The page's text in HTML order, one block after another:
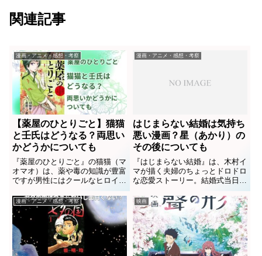
関連記事
漫画・アニメ・感想・考察
【薬屋のひとりごと】猫猫
と壬氏はどうなる？両思い
かどうかについても
『薬屋のひとりごと』の猫猫（マ
オマオ）は、薬や毒の知識が豊富
ですが男性にはクールなヒロイン
です。そんな猫猫にちょっかいを
かけてくる壬氏（ジンシ）は、絶
世の美貌を持つ宦官。一見壬氏の
片思いに見える、二人はどうなる
の？と気になるファンが多いよ
う...
漫画・アニメ・感想・考察
はじまらない結婚は気持ち
悪い漫画？星（あかり）の
その後についても
『はじまらない結婚』は、木村イ
マが描く夫婦のちょっとドロドロ
な恋愛ストーリー。結婚式当日に
新郎に浮気された主人公・陽（よ
う）の心情の変化と、ふたりに近
づく困ったちゃんな同級生・星
（あかり）の描写に人気が集まり
ましたが、一部の読者からは「気
持...
漫画・アニメ・感想・考察 映画